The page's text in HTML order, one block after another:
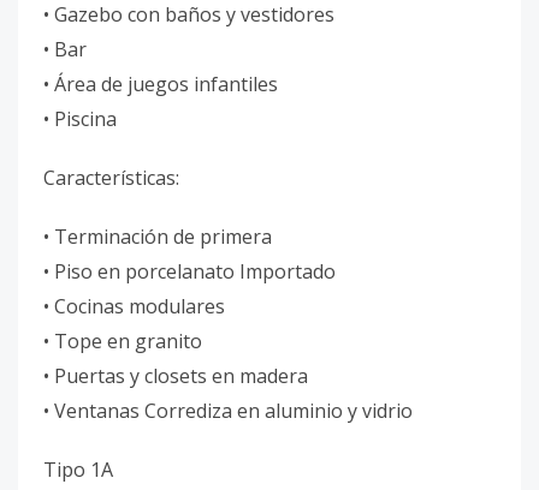
• Gazebo con baños y vestidores
• Bar
• ⁠Área de juegos infantiles
• Piscina
Características:
• Terminación de primera
• Piso en porcelanato Importado
• Cocinas modulares
• Tope en granito
• Puertas y closets en madera
• Ventanas Corrediza en aluminio y vidrio
Tipo 1A